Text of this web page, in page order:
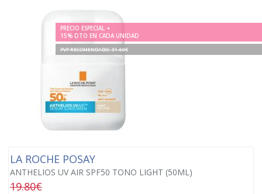
PRECIO ESPECIAL +
15% DTO EN CADA UNIDAD
PVP RECOMENDADO. 31.60€
LA ROCHE POSAY
ANTHELIOS UV AIR SPF50 TONO LIGHT (50ML)
19.80€